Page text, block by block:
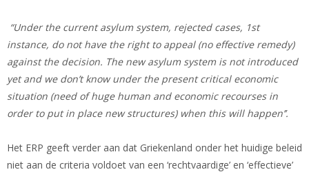
“Under the current asylum system, rejected cases, 1st
instance, do not have the right to appeal (no effective remedy)
against the decision. The new asylum system is not introduced
yet and we don’t know under the present critical economic
situation (need of huge human and economic recourses in
order to put in place new structures) when this will happen’’.
Het ERP geeft verder aan dat Griekenland onder het huidige beleid
niet aan de criteria voldoet van een ‘rechtvaardige’ en ‘effectieve’